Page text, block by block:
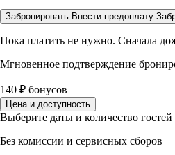
Забронировать Внести предоплату
Пока платить не нужно. Сначала
Мгновенное подтверждение
140 ₽ бонусов
Цена и доступность
Выберите даты и количество
Без комиссии и сервисных сборов